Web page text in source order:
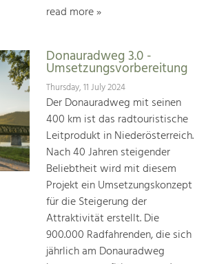
read more »
Donauradweg 3.0 -
Umsetzungsvorbereitung
Thursday, 11 July 2024
Der Donauradweg mit seinen
400 km ist das radtouristische
Leitprodukt in Niederösterreich.
Nach 40 Jahren steigender
Beliebtheit wird mit diesem
Projekt ein Umsetzungskonzept
für die Steigerung der
Attraktivität erstellt. Die
900.000 Radfahrenden, die sich
jährlich am Donauradweg